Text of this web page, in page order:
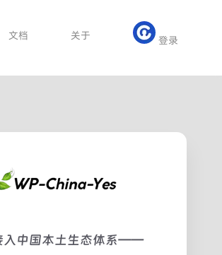
文档 关于 登录
入中国本土生态体系——